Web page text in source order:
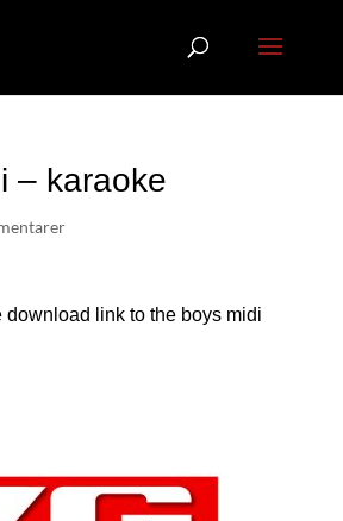
– karaoke
download link to the boys midi